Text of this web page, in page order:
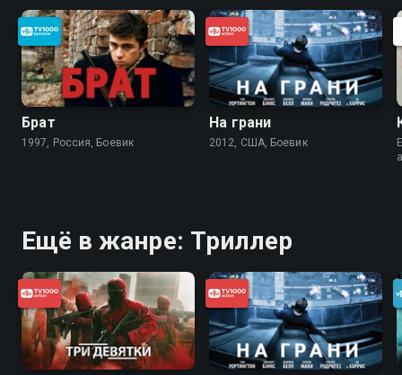
Брат
1997, Россия, Боевик
На грани
2012, США, Боевик
Ещё в жанре: Триллер